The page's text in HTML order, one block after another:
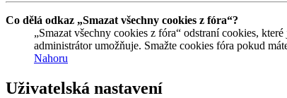
Co dělá odkaz „Smazat všechny cookies z fóra“?
„Smazat všechny cookies z fóra“ odstraní cookies,
administrátor umožňuje. Smažte cookies fóra pokud
Nahoru
Uživatelská nastavení